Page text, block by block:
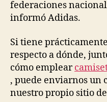
federaciones
informó Adidas.
Si tiene
respecto a dónde,
cómo emplear
, puede enviarnos un
nuestro propio sitio